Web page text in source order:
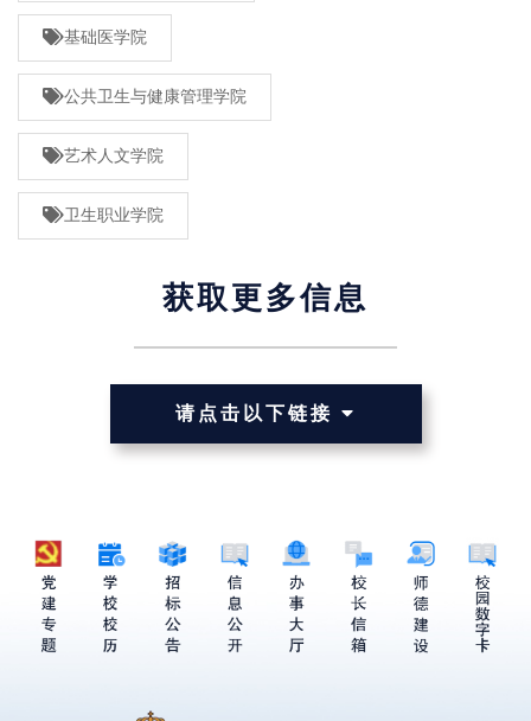
基础医学院
公共卫生与健康管理学院
艺术人文学院
卫生职业学院
获取更多信息
请点击以下链接